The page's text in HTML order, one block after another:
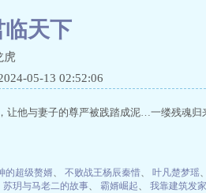
天下
虎
05-13 02:52:06
让他与妻子的尊严被践踏成泥…一缕残魂归
的超级赘婿、 不败战王杨辰秦惜、 叶凡楚梦瑶、
苏玥与马老二的故事、 霸婿崛起、 我靠建筑发家